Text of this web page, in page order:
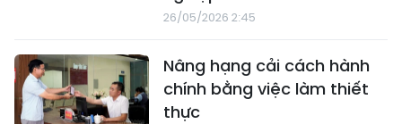
26/05/2026 2:45
Nâng hạng cải cách hành
chính bằng việc làm thiết
thực